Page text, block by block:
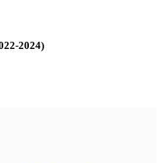
2024)